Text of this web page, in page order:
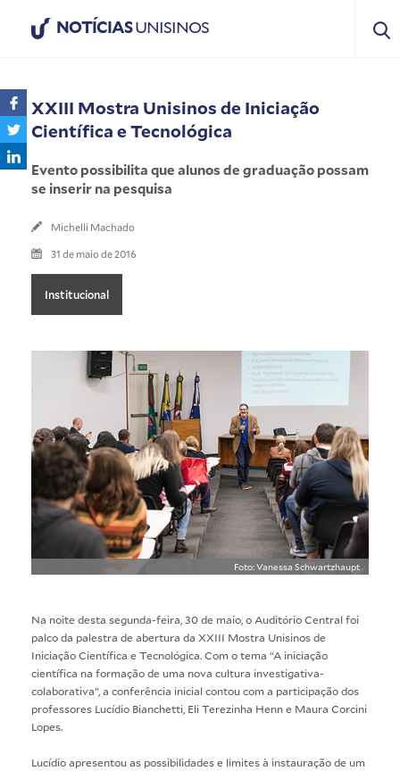
NOTÍCIASUNISINOS
XXIII Mostra Unisinos de Iniciação
Científica e Tecnológica
Evento possibilita que alunos de graduação possam
se inserir na pesquisa
Michelli Machado
31 de maio de 2016
Institucional
Foto: Vanessa Schwartzhaupt
Na noite desta segunda-feira, 30 de maio, o Auditório Central foi
palco da palestra de abertura da XXIII Mostra Unisinos de
Iniciação Científica e Tecnológica. Com o tema “A iniciação
científica na formação de uma nova cultura investigativa-
colaborativa”, a conferência inicial contou com a participação dos
professores Lucídio Bianchetti, Eli Terezinha Henn e Maura Corcini
Lopes.
Lucídio apresentou as possibilidades e limites à instauração de um